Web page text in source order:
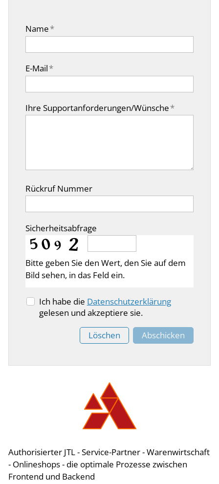
Name*
E-Mail*
Ihre Supportanforderungen/Wünsche*
Rückruf Nummer
Sicherheitsabfrage
Bitte geben Sie den Wert, den Sie auf dem
Bild sehen, in das Feld ein.
Ich habe die Datenschutzerklärung
gelesen und akzeptiere sie.
Löschen
Abschicken
Authorisierter JTL - Service-Partner - Warenwirtschaft
- Onlineshops - die optimale Prozesse zwischen
Frontend und Backend